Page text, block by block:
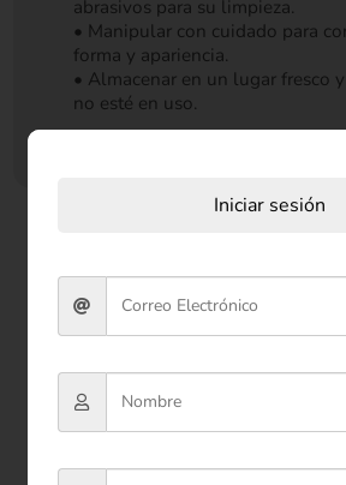
abrasivos para su limpieza.
• Manipular con cuidado para
forma y apariencia.
• Almacenar en un lugar fresco
no esté en uso.
Productos
Iniciar sesión